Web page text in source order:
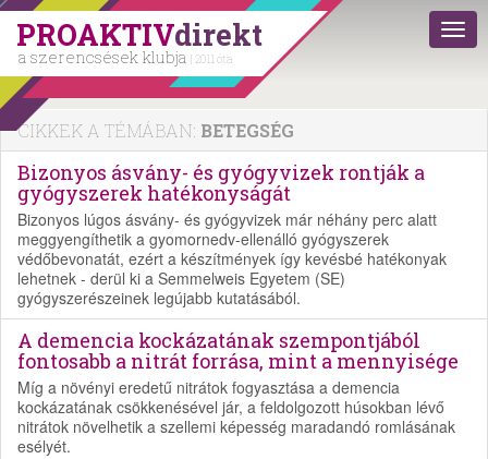
PROAKTIVdirekt
a szerencsések klubja | 2011 óta
CIKKEK A TÉMÁBAN: BETEGSÉG
Bizonyos ásvány- és gyógyvizek rontják a
gyógyszerek hatékonyságát
Bizonyos lúgos ásvány- és gyógyvizek már néhány perc alatt
meggyengíthetik a gyomornedv-ellenálló gyógyszerek
védőbevonatát, ezért a készítmények így kevésbé hatékonyak
lehetnek - derül ki a Semmelweis Egyetem (SE)
gyógyszerészeinek legújabb kutatásából.
A demencia kockázatának szempontjából
fontosabb a nitrát forrása, mint a mennyisége
Míg a növényi eredetű nitrátok fogyasztása a demencia
kockázatának csökkenésével jár, a feldolgozott húsokban lévő
nitrátok növelhetik a szellemi képesség maradandó romlásának
esélyét.